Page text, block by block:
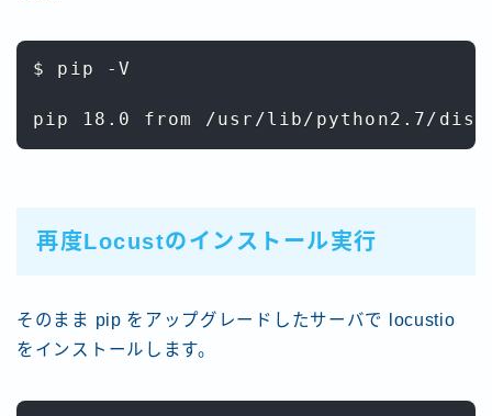
$ pip -V
再度Locustのインストール実行
そのまま pip をアップグレードしたサーバで locustio
をインストールします。